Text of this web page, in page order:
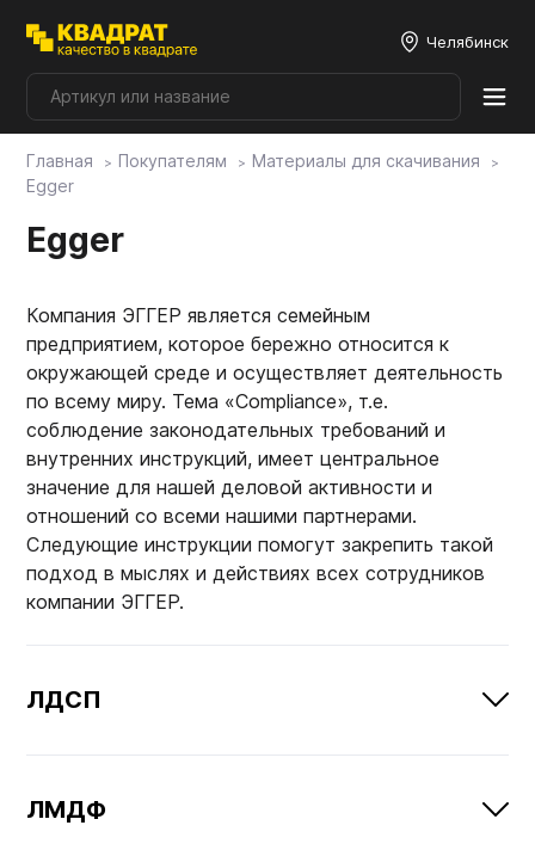
Челябинск
Плитные материалы
Фурнитура
Столешницы
Мой ЭГГЕР
Фасады
Мебельные образцы, каталоги
Главная Покупателям
Материалы для скачивания
Egger
Egger
Компания ЭГГЕР является семейным
предприятием, которое бережно относится к
окружающей среде и осуществляет деятельность
по всему миру. Тема «Compliance», т.е.
соблюдение законодательных требований и
внутренних инструкций, имеет центральное
значение для нашей деловой активности и
отношений со всеми нашими партнерами.
Следующие инструкции помогут закрепить такой
подход в мыслях и действиях всех сотрудников
компании ЭГГЕР.
ЛДСП
ЛМДФ